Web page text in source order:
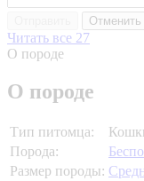
Отменить
Читать все 27
О породе
О породе
Тип питомца:
Порода:
Размер породы: